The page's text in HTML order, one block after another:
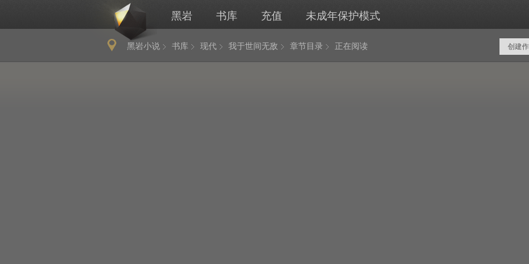
黑岩 书库 充值 未成年保护模式
黑岩小说 书库 现代 我于世间无敌 章节目录 正在阅读 创建